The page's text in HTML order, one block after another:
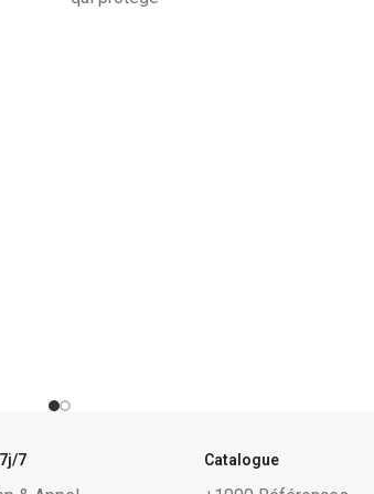
7 Catalogue